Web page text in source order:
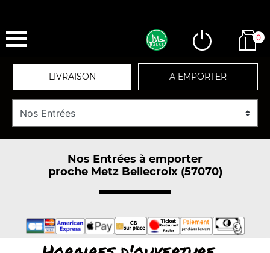
0
LIVRAISON A EMPORTER
Nos Entrées à emporter
proche Metz Bellecroix (57070)